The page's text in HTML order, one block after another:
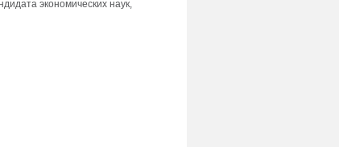
экономических наук,